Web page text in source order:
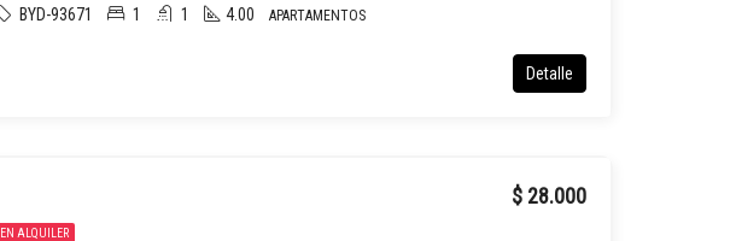
BYD-93671 1 1 4.00 APARTAMENTOS
Detalle
EN ALQUILER
$ 28.000